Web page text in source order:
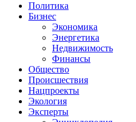
Политика
Бизнес
Экономика
Энергетика
Недвижимость
Финансы
Общество
Происшествия
Нацпроекты
Экология
Эксперты